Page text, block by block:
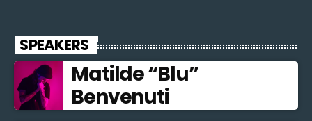
SPEAKERS
Matilde “Blu”
Benvenuti